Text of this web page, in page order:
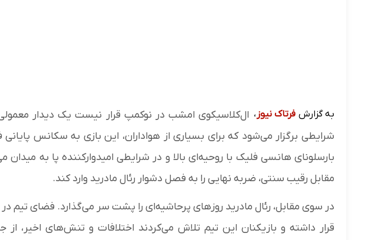
به گزارش فرتاک نیوز ، ال‌کلاسیکوی امشب در نوکمپ قرار نیست یک دیدار معمولی
شرایطی برگزار می‌شود که برای بسیاری از هواداران، این بازی به سکانس
بارسلونای هانسی فلیک با روحیه‌ای بالا و در شرایطی امیدوارکننده پا به
مقابل رقیب سنتی، ضربه نهایی را به فصل دشوار رئال مادرید وارد کند.
در سوی مقابل، رئال مادرید روزهای پرحاشیه‌ای را پشت سر می‌گذارد. فضای تیم
قرار داشته و بازیکنان این تیم تلاش می‌کردند اختلافات و تنش‌های اخیر، از